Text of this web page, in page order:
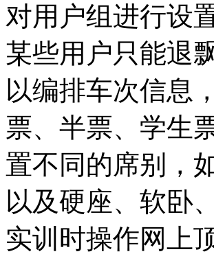
对用户组进行设
某些用户只能退
以编排车次信息
票、半票、学生
置不同的席别，
以及硬座、软卧
实训时操作网上